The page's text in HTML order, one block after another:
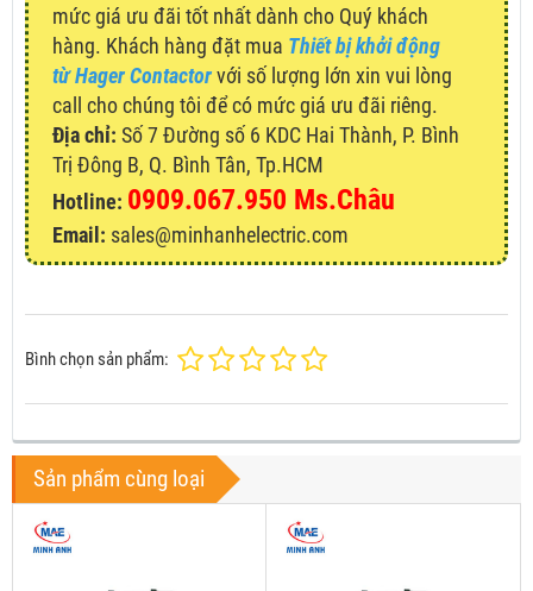
mức giá ưu đãi tốt nhất dành cho Quý khách
hàng. Khách hàng đặt mua Thiết bị khởi động
từ Hager Contactorvới số lượng lớn xin vui lòng
call cho chúng tôi để có mức giá ưu đãi riêng.
Địa chỉ: Số 7 Đường số 6 KDC Hai Thành, P. Bình
Trị Đông B, Q. Bình Tân, Tp.HCM
Hotline: 0909.067.950 Ms.Châu
Email: sales@minhanhelectric.com
Bình chọn sản phẩm:
Sản phẩm cùng loại